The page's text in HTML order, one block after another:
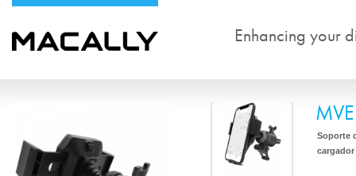
Enhancing your
Soporte